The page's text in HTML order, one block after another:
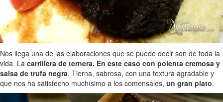
Nos llega una de las elaboraciones que se puede decir son de toda la
vida. La carrillera de ternera. En este caso con polenta cremosa y
salsa de trufa negra. Tierna, sabrosa, con una textura agradable y
que nos ha satisfecho muchísimo a los comensales, un gran plato.